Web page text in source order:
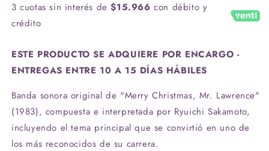
Christmas
Mr.
OST)
Christmas
OST)
3 cuotas sin interés de$15.966 con débito y
crédito
ESTE PRODUCTO SE ADQUIERE POR ENCARGO -
ENTREGAS ENTRE 10 A 15 DÍAS HÁBILES
Banda sonora original de "Merry Christmas, Mr. Lawrence"
(1983), compuesta e interpretada por Ryuichi Sakamoto,
incluyendo el tema principal que se convirtió en uno de
los más reconocidos de su carrera.